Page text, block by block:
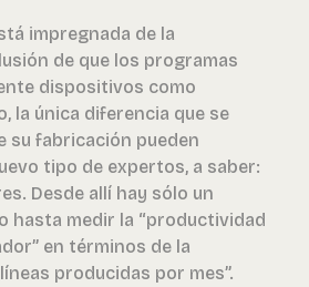
impregnada de la
de que los programas
dispositivos como
la única diferencia que se
su fabricación pueden
tipo de expertos, a saber:
Desde allí hay sólo un
hasta medir la “productividad
en términos de la
producidas por mes”.